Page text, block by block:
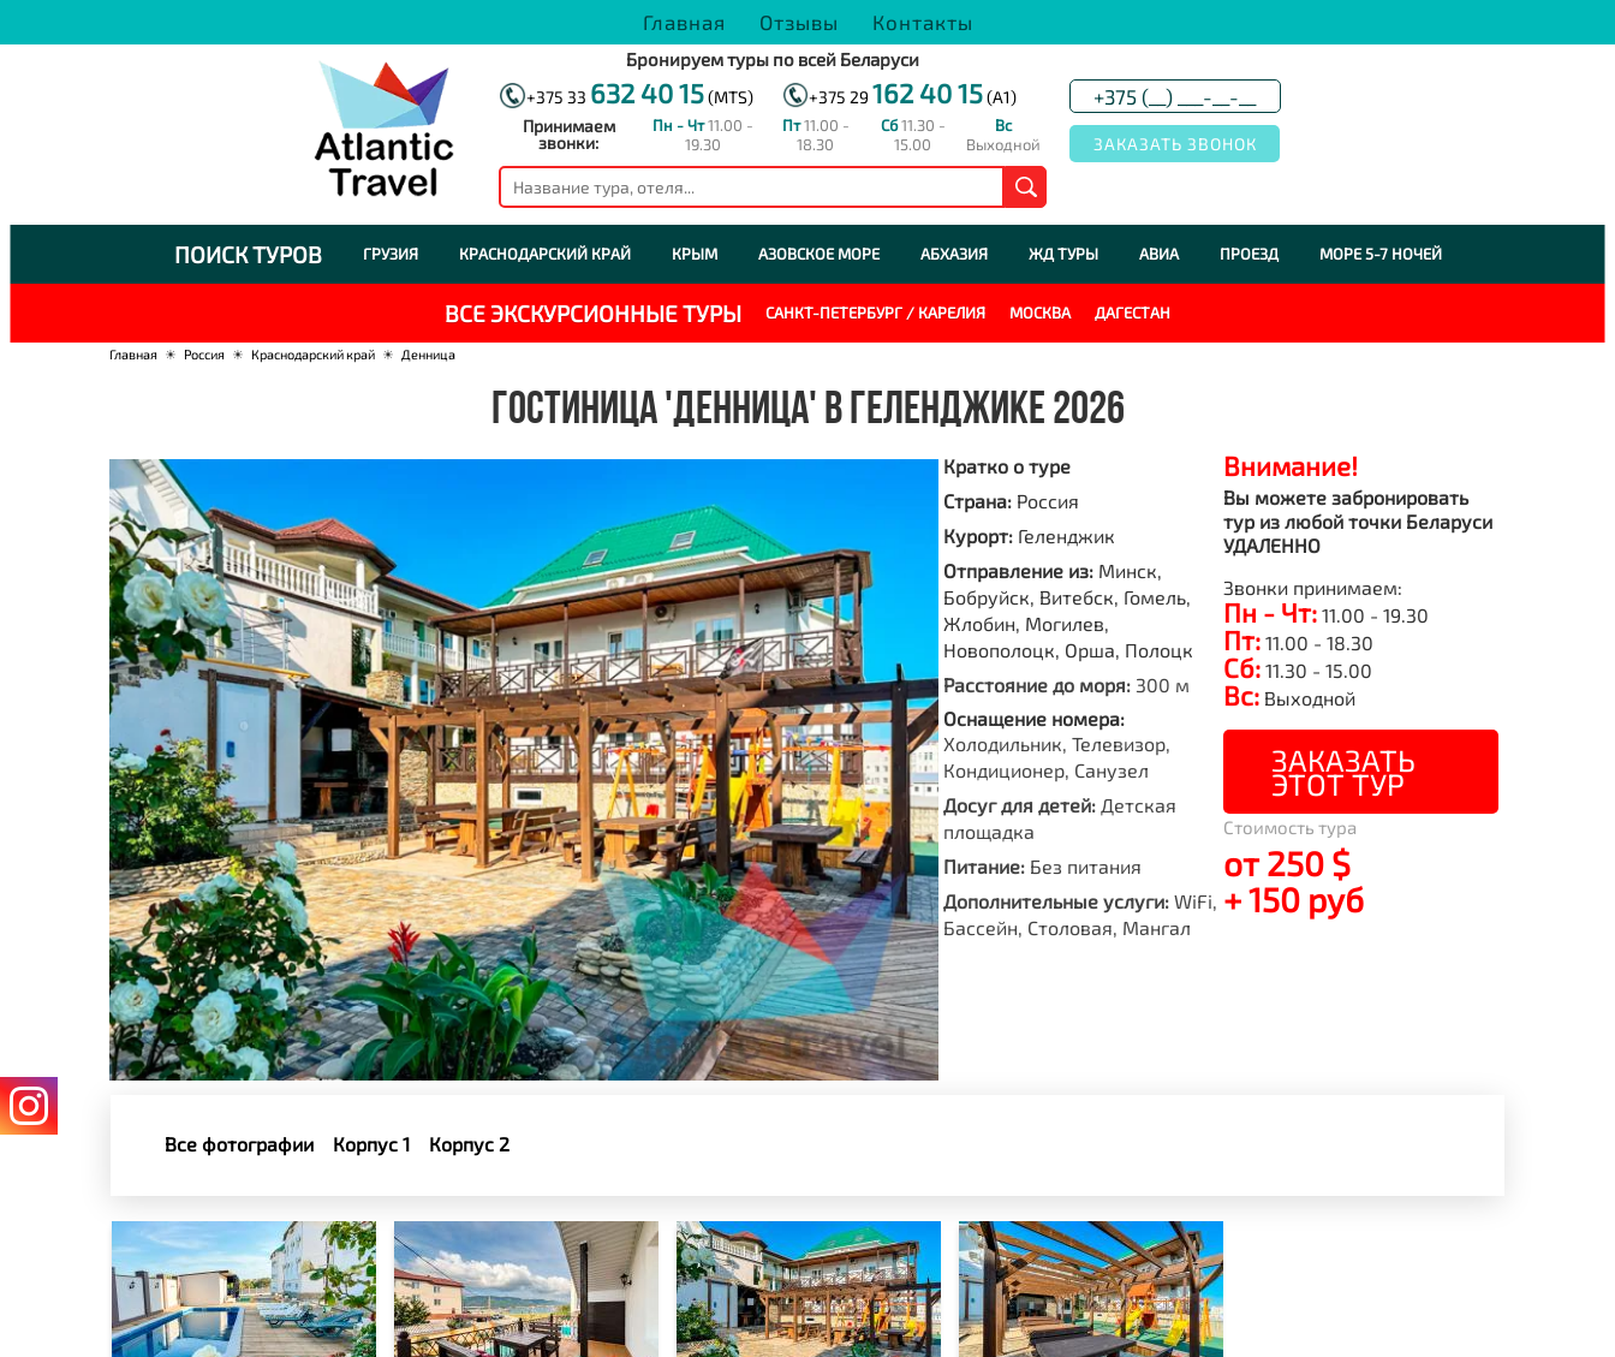
Главная Отзывы Контакты
Бронируем туры по всей Беларуси
+375 33 632 40 15(MTS) +375 29 162 40 15(A1)
Принимаем
звонки:
Пн - Чт11.00 -
19.30
Пт11.00 -
18.30
Сб11.30 -
15.00
Вс
Выходной
ПОИСК ТУРОВ ГРУЗИЯ КРАСНОДАРСКИЙ КРАЙ КРЫМ АЗОВСКОЕ МОРЕ АБХАЗИЯ ЖД ТУРЫ АВИА ПРОЕЗД МОРЕ 5-7 НОЧЕЙ
ВСЕ ЭКСКУРСИОННЫЕ ТУРЫ САНКТ-ПЕТЕРБУРГ / КАРЕЛИЯ МОСКВА ДАГЕСТАН
Главная ☀ Россия ☀ Краснодарский край ☀ Денница
ГОСТИНИЦА 'ДЕННИЦА' В ГЕЛЕНДЖИКЕ 2026
Кратко о туре
Страна: Россия
Курорт: Геленджик
Отправление из: Минск,
Бобруйск, Витебск, Гомель,
Жлобин, Могилев,
Новополоцк, Орша, Полоцк
Расстояние до моря:300 м
Оснащение номера:
Холодильник, Телевизор,
Кондиционер, Санузел
Досуг для детей:Детская
площадка
Питание:Без питания
Дополнительные услуги:WiFi,
Бассейн, Столовая, Мангал
Внимание!
Вы можете забронировать
тур из любой точки Беларуси
УДАЛЕННО
Звонки принимаем:
Пн - Чт:11.00 - 19.30
Пт:11.00 - 18.30
Сб:11.30 - 15.00
Вс:Выходной
ЗАКАЗАТЬ
ЭТОТ ТУР
Стоимость тура
от 250 $
+ 150 руб
Все фотографии Корпус 1 Корпус 2